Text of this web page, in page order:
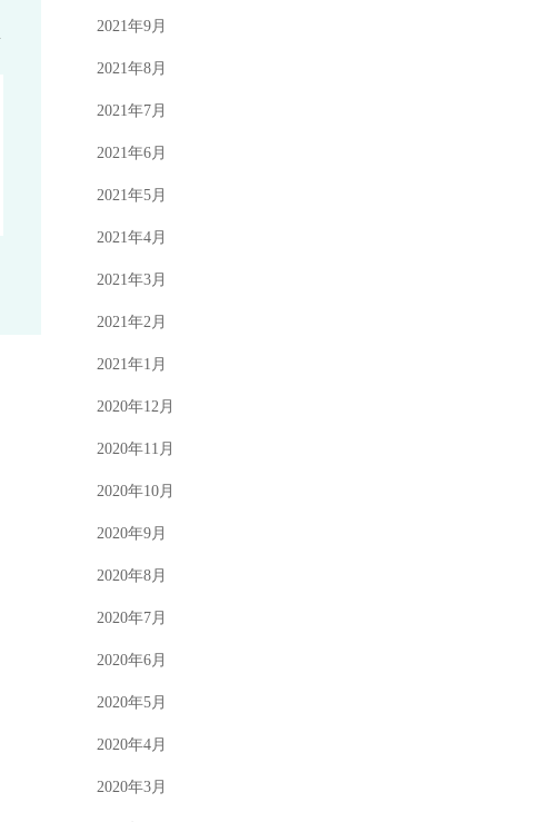
2021年9月
2021年8月
2021年7月
2021年6月
2021年5月
2021年4月
2021年3月
2021年2月
2021年1月
2020年12月
2020年11月
2020年10月
2020年9月
2020年8月
2020年7月
2020年6月
2020年5月
2020年4月
2020年3月